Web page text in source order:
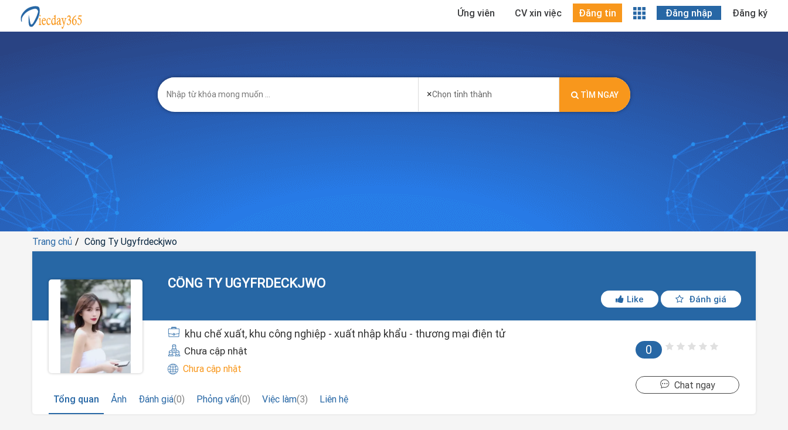
Ứng viên CV xin việc Đăng tin Đăng nhập Đăng ký
×Chọn tỉnh thành TÌM NGAY
Trang chủ Công Ty Ugyfrdeckjwo
CÔNG TY UGYFRDECKJWO
Like Đánh giá
0
khu chế xuất, khu công nghiệp - xuất nhập khẩu - thương mại điện tử
Chưa cập nhật
Chưa cập nhật
Chat ngay
Tổng quan
Ảnh Đánh giá(0) Phỏng vấn(0) Việc làm(3) Liên hệ